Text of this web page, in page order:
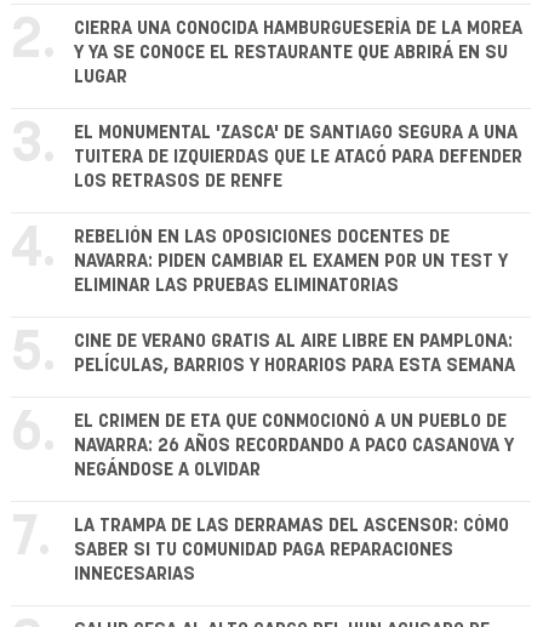
2.
CIERRA UNA CONOCIDA HAMBURGUESERÍA DE LA MOREA
Y YA SE CONOCE EL RESTAURANTE QUE ABRIRÁ EN SU
LUGAR
3.
EL MONUMENTAL 'ZASCA' DE SANTIAGO SEGURA A UNA
TUITERA DE IZQUIERDAS QUE LE ATACÓ PARA DEFENDER
LOS RETRASOS DE RENFE
4.
REBELIÓN EN LAS OPOSICIONES DOCENTES DE
NAVARRA: PIDEN CAMBIAR EL EXAMEN POR UN TEST Y
ELIMINAR LAS PRUEBAS ELIMINATORIAS
5.
CINE DE VERANO GRATIS AL AIRE LIBRE EN PAMPLONA:
PELÍCULAS, BARRIOS Y HORARIOS PARA ESTA SEMANA
6.
EL CRIMEN DE ETA QUE CONMOCIONÓ A UN PUEBLO DE
NAVARRA: 26 AÑOS RECORDANDO A PACO CASANOVA Y
NEGÁNDOSE A OLVIDAR
7.
LA TRAMPA DE LAS DERRAMAS DEL ASCENSOR: CÓMO
SABER SI TU COMUNIDAD PAGA REPARACIONES
INNECESARIAS